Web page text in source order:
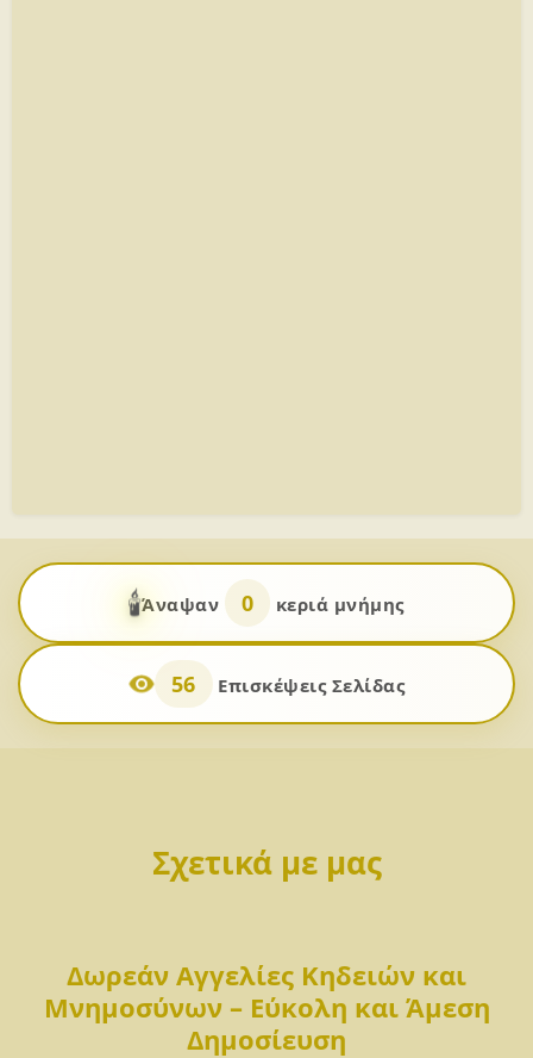
🕯️Άναψαν 0 κεριά μνήμης
56 Επισκέψεις Σελίδας
Σχετικά με μας
Δωρεάν Αγγελίες Κηδειών και
Μνημοσύνων – Εύκολη και Άμεση
Δημοσίευση